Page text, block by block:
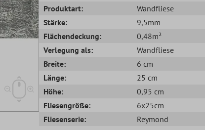
Produktart:
Wandfliese
Stärke:
9,5mm
Flächendeckung:
0,48m²
Verlegung als:
Wandfliese
Breite:
6 cm
Länge:
25 cm
Höhe:
0,95 cm
Fliesengröße:
6x25cm
Fliesenserie:
Reymond